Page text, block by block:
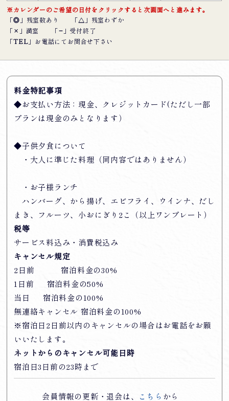
※カレンダーのご希望の日付をクリックすると次画面へと進みます。
「◎ 」残室数あり 「 △ 」残室わずか
「 × 」満室 「− 」受付終了
「TEL 」お電話にてお問合せ下さい
料金特記事項
◆お支払い方法：現金、クレジットカード(ただし一部
プランは現金のみとなります）
◆子供夕食について
・大人に準じた料理（同内容ではありません）
・お子様ランチ
ハンバーグ、から揚げ、エビフライ、ウインナ、だし
まき、フルーツ、小おにぎり2こ（以上ワンプレート）
税等
サービス料込み・消費税込み
キャンセル規定
2日前 宿泊料金の30%
1日前 宿泊料金の50%
当日 宿泊料金の100%
無連絡キャンセル 宿泊料金の100%
※宿泊日2日前以内のキャンセルの場合はお電話をお願
いいたします。
ネットからのキャンセル可能日時
宿泊日3日前の23時まで
会員情報の更新・退会は、 こちら から